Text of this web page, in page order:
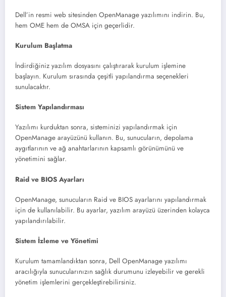
Dell’in resmi web sitesinden OpenManage yazılımını indirin. Bu,
hem OME hem de OMSA için geçerlidir.
Kurulum Başlatma
İndirdiğiniz yazılım dosyasını çalıştırarak kurulum işlemine
başlayın. Kurulum sırasında çeşitli yapılandırma seçenekleri
sunulacaktır.
Sistem Yapılandırması
Yazılımı kurduktan sonra, sisteminizi yapılandırmak için
OpenManage arayüzünü kullanın. Bu, sunucuların, depolama
aygıtlarının ve ağ anahtarlarının kapsamlı görünümünü ve
yönetimini sağlar.
Raid ve BIOS Ayarları
OpenManage, sunucuların Raid ve BIOS ayarlarını yapılandırmak
için de kullanılabilir. Bu ayarlar, yazılım arayüzü üzerinden kolayca
yapılandırılabili​​r.
Sistem İzleme ve Yönetimi
Kurulum tamamlandıktan sonra, Dell OpenManage yazılımı
aracılığıyla sunucularınızın sağlık durumunu izleyebilir ve gerekli
yönetim işlemlerini gerçekleştirebilirsiniz.